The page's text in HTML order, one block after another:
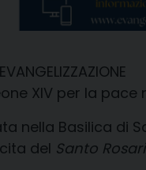
XIV per la
nella Basilica di
del Santo